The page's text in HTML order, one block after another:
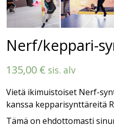
Nerf/keppari-
135,00 € sis. alv
Vietä ikimuistoiset Nerf-
kanssa kepparisynttäreitä
Tämä on ehdottomasti